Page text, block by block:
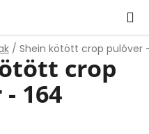
/ Shein kötött crop pulóver
crop
164